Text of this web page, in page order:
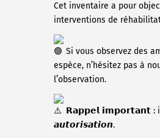
Cet inventaire a pour
interventions de
Si vous observez des
espèce, n’hésitez pas à
l’observation.
𝗥𝗮𝗽𝗽𝗲𝗹 𝗶𝗺𝗽𝗼𝗿𝘁𝗮𝗻𝘁 : il
𝙖𝙪𝙩𝙤𝙧𝙞𝙨𝙖𝙩𝙞𝙤𝙣.